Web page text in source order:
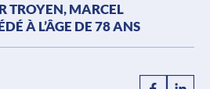
TROYEN, MARCEL
À L’ÂGE DE 78 ANS